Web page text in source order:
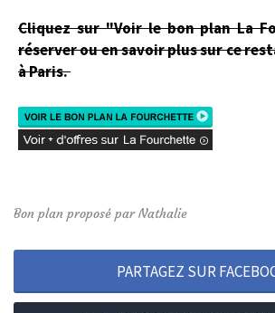
Cliquez sur "Voir le bon plan La
réserver ou en savoir plus sur ce
à Paris.
Bon plan proposé par Nathalie
PARTAGEZ SUR